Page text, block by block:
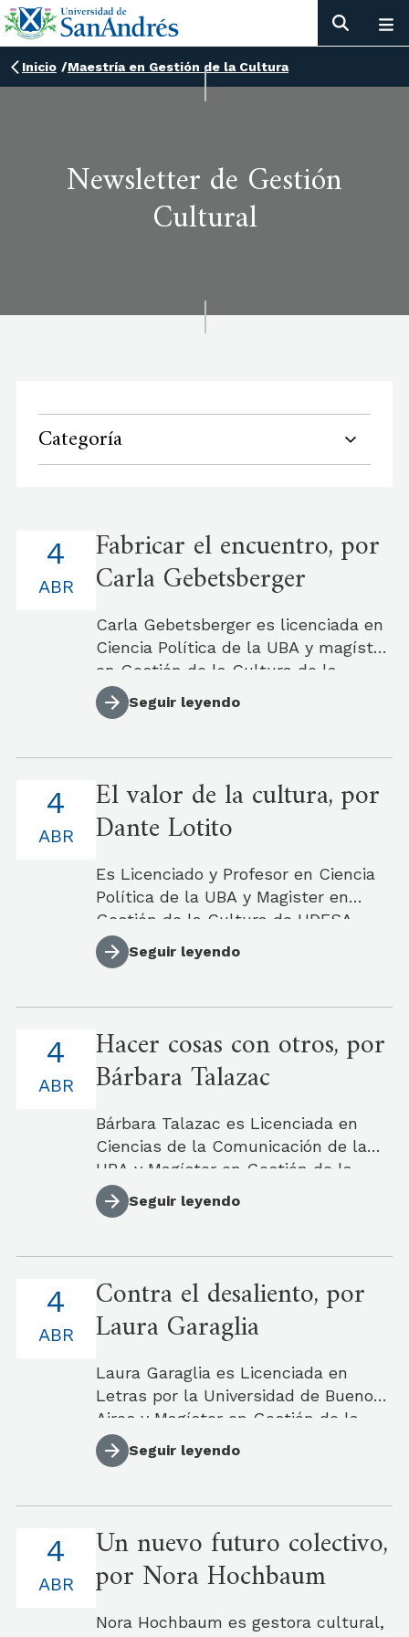
Inicio /Maestría en Gestión de la Cultura
Newsletter de Gestión
Cultural
4
ABR
Fabricar el encuentro, por
Carla Gebetsberger
Carla Gebetsberger es licenciada en
Ciencia Política de la UBA y magíster
en Gestión de la Cultura de la
UDESA. Es coordinadora general de
Red Quincho. Se desempeña como
instituciones públicas, privadas e
independientes en temas de
memoria, resistencias sexo-políticas
y erotismo en Argentina y Chile.
Seguir leyendo
4
ABR
El valor de la cultura, por
Dante Lotito
Es Licenciado y Profesor en Ciencia
Política de la UBA y Magister en
Gestión de la Cultura de UDESA.
Trabajó en la Dirección Nacional de
Abordaje Territorial en presidencia de
la Dirección Provincial de Redes con
la Comunidad de la Provincia de
Buenos Aires. Fue Director de un
espacio cultural independiente en
Cooperativa de Cultura y
Comunicación “Bohemia”.
Seguir leyendo
4
ABR
Hacer cosas con otros, por
Bárbara Talazac
Bárbara Talazac es Licenciada en
Ciencias de la Comunicación de la
UBA y Magíster en Gestión de la
Cultura de UDESA. Desde 2008,
trabaja en el programa Libros y
trabajado en diversas iniciativas
vinculadas a la promoción de la
lectura.
Seguir leyendo
4
ABR
Contra el desaliento, por
Laura Garaglia
Laura Garaglia es Licenciada en
Letras por la Universidad de Buenos
Aires y Magíster en Gestión de la
Cultura por la Universidad de San
Andrés. Es dramaturga y docente de
superior.
Seguir leyendo
4
ABR
Un nuevo futuro colectivo,
por Nora Hochbaum
Nora Hochbaum es gestora cultural,
Categoría
Quitar filtro